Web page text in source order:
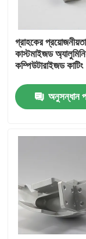
আমাদের সম্পর্কে
কারখানা ভ্রমণ
কাস্টম সিএনসি যন্ত্রাংশ
CNC মিলিং যন্ত্রাংশ
গ্রাহকের
কাস্টমাইজড
কম্পিউটারাইজড কাটিং
অনুসন্ধান